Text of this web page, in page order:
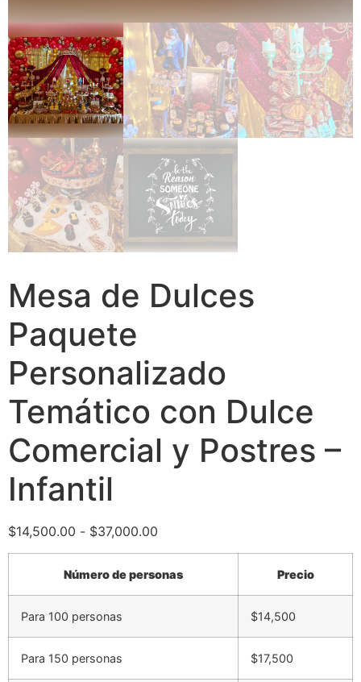
Mesa de Dulces
Paquete
Personalizado
Temático con Dulce
Comercial y Postres –
Infantil
$14,500.00 - $37,000.00
Número de personas Precio
Para 100 personas $14,500
Para 150 personas $17,500